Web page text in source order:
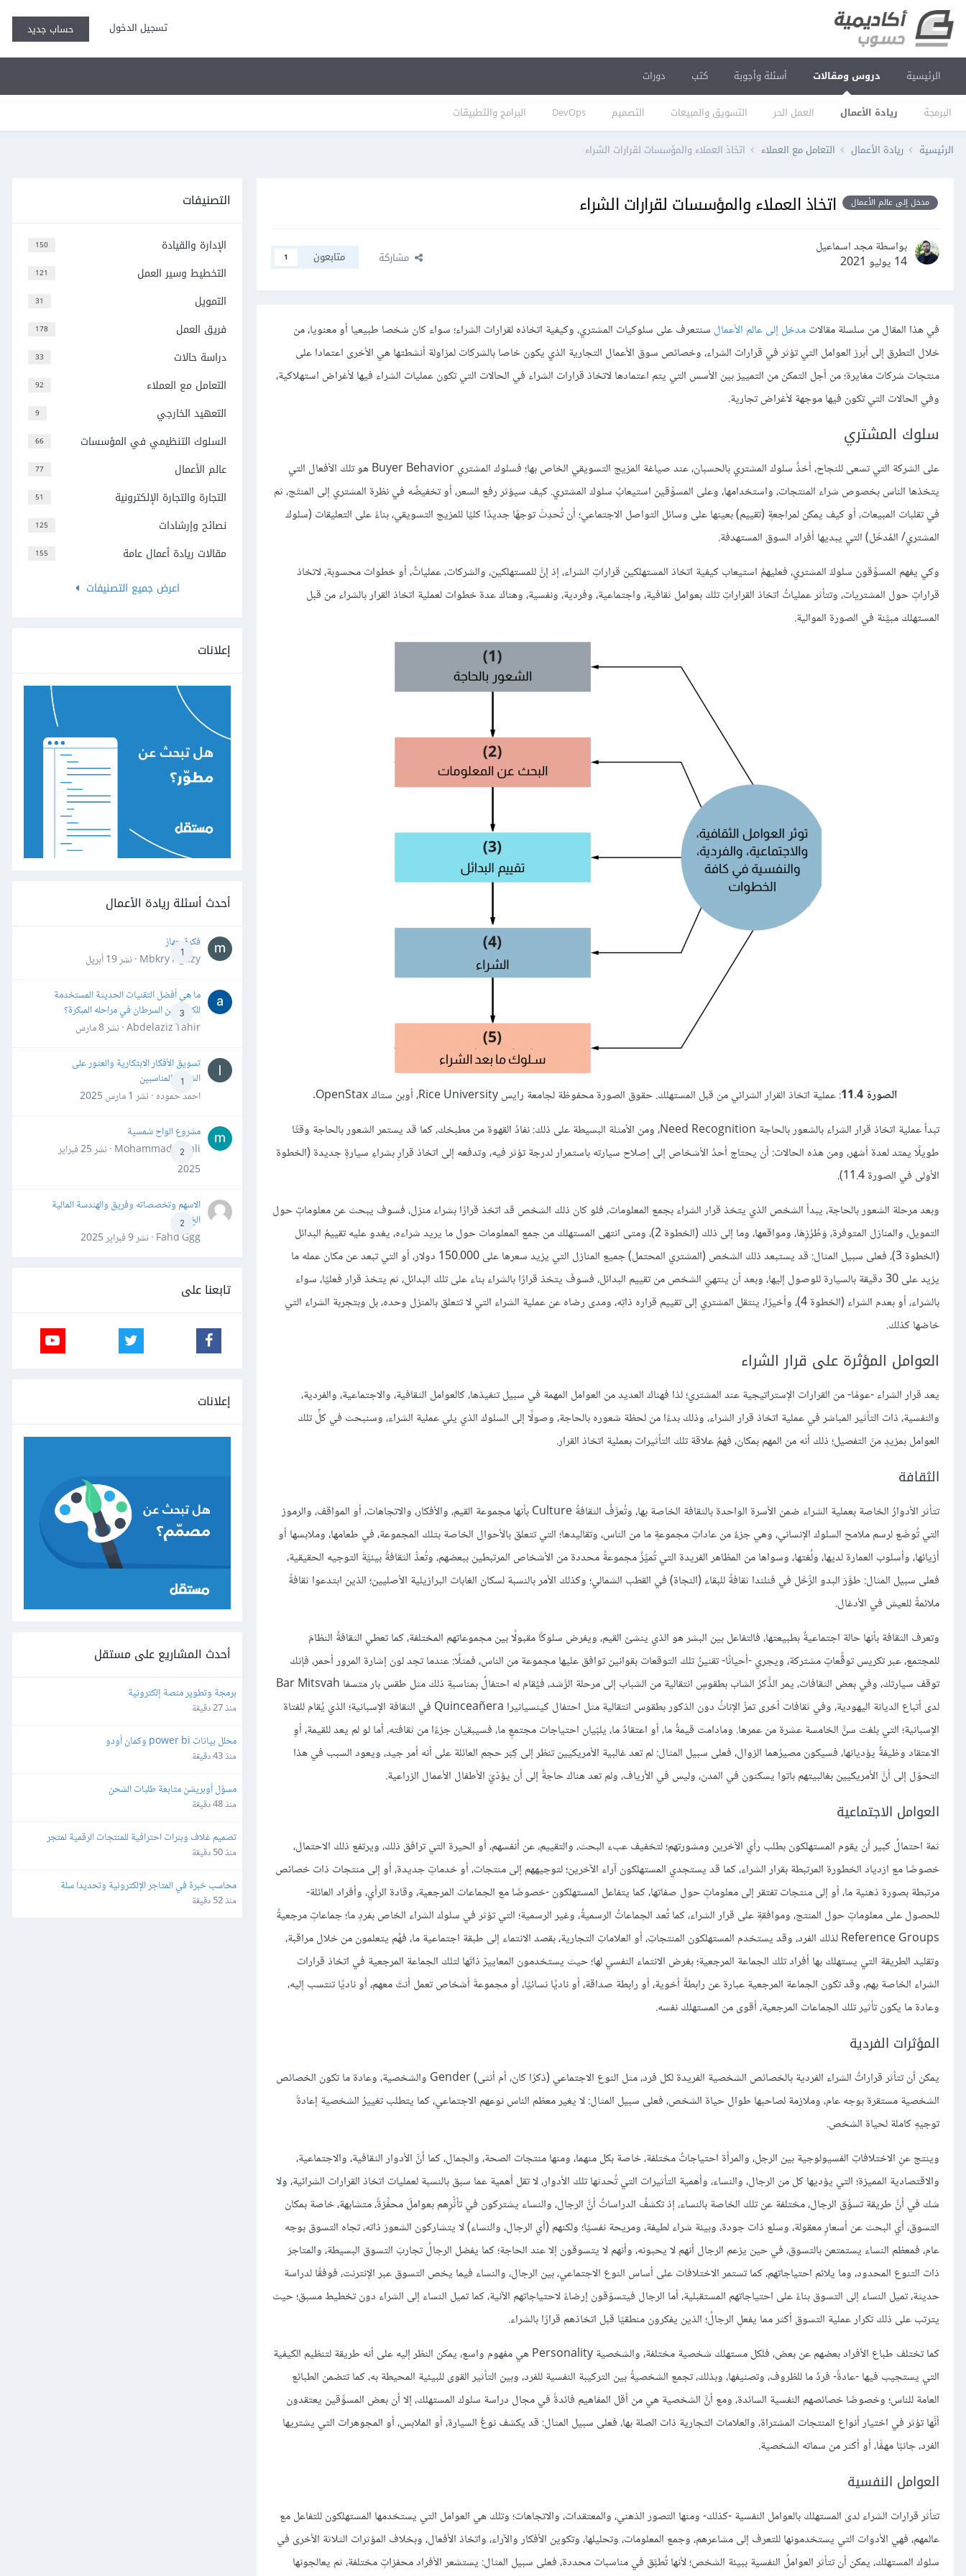
تسجيل الدخول حساب جديد
الرئيسية دروس ومقالات
البرمجة ريادة الأعمال العمل الحر التسويق والمبيعات التصميم DevOps البرامج والتطبيقات
أسئلة وأجوبة كتب دورات
الرئيسية ريادة الأعمال التعامل مع العملاء اتخاذ العملاء والمؤسسات لقرارات الشراء
مدخل إلى عالم الأعمال اتخاذ العملاء والمؤسسات لقرارات الشراء
بواسطة مجد اسماعيل
14 يوليو 2021
مشاركة متابعون 1
في هذا المقال من سلسلة مقالاتمدخل إلى عالم الأعمال سنتعرف على سلوكيات المشتري، وكيفية اتخاذه لقرارات الشراء؛ سواء كان شخصا طبيعيا أو معنويا، من
خلال التطرق إلى أبرز العوامل التي تؤثر في قرارات الشراء، وخصائص سوق الأعمال التجارية الذي يكون خاصا بالشركات لمزاولة أنشطتها هي الأخرى اعتمادا على
منتجات شركات مغايرة؛ من أجل التمكن من التمييز بين الأسس التي يتم اعتمادها لاتخاذ قرارات الشراء في الحالات التي تكون عمليات الشراء فيها لأغراض استهلاكية،
وفي الحالات التي تكون فيها موجهة لأغراض تجارية.
سلوك المشتري
على الشركة التي تسعى للنجاح، أخذُ سلوك المشتري بالحسبان، عند صياغة المزيج التسويقي الخاص بها؛ فسلوك المشتري Buyer Behavior هو تلك الأفعال التي
يتخذها الناس بخصوص شراء المنتجات، واستخدامها، وعلى المسوِّقين استيعابُ سلوك المشتري. كيف سيؤثر رفع السعر، أو تخفيضُه في نظرة المشتري إلى المنتَج، ثم
في تقلبات المبيعات، أو كيف يمكن لمراجعةٍ (تقييم) بعينها على وسائل التواصل الاجتماعي؛ أن تُحدِثَ توجهًا جديدًا كليًا للمزيج التسويقي، بناءً على التعليقات (سلوك
المشتري/ المُدخَل) التي يبديها أفراد السوق المستهدفة.
وكي يفهم المسوِّقون سلوكَ المشتري، فعليهمُ استيعاب كيفية اتخاذ المستهلكين قراراتِ الشراء، إذ إنَّ للمستهلكين، والشركات، عملياتٌ، أو خطوات محسوبة، لاتخاذ
قراراتٍ حول المشتريات، وتتأثر عملياتُ اتخاذ القراراتِ تلك بعوامل ثقافية، واجتماعية، وفردية، ونفسية، وهناك عدة خطوات لعملية اتخاذ القرار بالشراء من قبل
المستهلك مبيَّنة في الصورة الموالية.
الصورة 11.4
: عملية اتخاذ القرار الشرائي من قبل المستهلك. حقوق الصورة محفوظة لجامعة رايس Rice University، أوبن ستاك OpenStax.
تبدأ عملية اتخاذ قرار الشراء بالشعور بالحاجة Need Recognition، ومن الأمثلة البسيطة على ذلك: نفادُ القهوة من مطبخك، كما قد يستمر الشعور بالحاجة وقتًا
طويلًا يمتد لعدة أشهر، ومن هذه الحالات: أن يحتاج أحدُ الأشخاص إلى إصلاح سيارته باستمرار لدرجة تؤثر فيه، وتدفعه إلى اتخاذ قرارٍ بشراءِ سيارةٍ جديدة (الخطوة
الأولى في الصورة 11.4).
وبعد مرحلة الشعور بالحاجة، يبدأ الشخص الذي يتخذ قرار الشراء بجمع المعلومات، فلو كان ذلك الشخص قد اتخذ قرارًا بشراء منزل، فسوف يبحث عن معلوماتٍ حول
التمويل، والمنازل المتوفرة، وَطُرُزِهَا، ومواقعها، وما إلى ذلك (الخطوة 2)، ومتى انتهى المستهلك من جمع المعلومات حول ما يريد شراءه، يغدو عليه تقييمُ البدائل
(الخطوة 3)، فعلى سبيل المثال: قد يستبعد ذلك الشخص (المشتري المحتمل) جميع المنازل التي يزيد سعرها على 150.000 دولار، أو التي تبعد عن مكان عمله ما
يزيد على 30 دقيقة بالسيارة للوصول إليها، وبعد أن ينتهيَ الشخص من تقييم البدائل، فسوفَ يتخذ قرارًا بالشراء بناء على تلك البدائل، ثم يتخذ قرار فعليًا، سواء
بالشراء، أو بعدم الشراء (الخطوة 4)، وأخيرًا، ينتقل المشتري إلى تقييم قراره ذاتِه، ومدى رضاه عن عملية الشراء التي لا تتعلق بالمنزل وحده، بل وبتجربة الشراء التي
خاضها كذلك.
العوامل المؤثرة على قرار الشراء
يعد قرار الشراء -عومًا- من القرارات الإستراتيجية عند المشتري؛ لذا فهناك العديد من العوامل المهمة في سبيل تنفيذها، كالعوامل الثقافية، والاجتماعية، والفردية،
والنفسية، ذات التأثير المباشر في عملية اتخاذ قرار الشراء، وذلك بدءًا من لحظة شعوره بالحاجة، وصولًا إلى السلوك الذي يلي عملية الشراء، وسنبحث في كلٍّ تلك
العوامل بمزيدٍ منَ التفصيل؛ ذلك أنه من المهم بمكان، فهمُ علاقة تلك التأثيرات بعملية اتخاذ القرار.
الثقافة
تتأثر الأدوارُ الخاصة بعملية الشراء ضمن الأسرة الواحدة بالثقافة الخاصة بها، وتُعرَّفُ الثقافةُ Culture بأنها مجموعة القيم، والأفكار، والاتجاهات، أو المواقف، والرموز
التي تُوضَع لرسم ملامح السلوك الإنساني، وهي جزءٌ من عاداتِ مجموعةٍ ما من الناس، وتقاليدها؛ التي تتعلق بالأحوال الخاصة بتلك المجموعة، في طعامها، وملابسها أو
أزيائها، وأسلوب العمارة لديها، ولُغتها، وسواها من المظاهر الفريدة التي تُميِّزُ مجموعةً محددة من الأشخاص المرتبطين ببعضهم، وتُعدُّ الثقافةُ بيئيَّةَ التوجيه الحقيقية،
فعلى سبيل المثال: طوَّرَ البدو الرُّحَّل في فنلندا ثقافةً للبقاء (النجاة) في القطب الشمالي؛ وكذلك الأمر بالنسبة لسكان الغابات البرازيلية الأصليين؛ الذين ابتدعوا ثقافةً
ملائمةً للعيش في الأدغال.
وتعرف الثقافة بأنها حالة اجتماعيةٌ بطبيعتها، فالتفاعل بين البشر هو الذي ينشئ القيم، ويفرض سلوكًا مقبولًا بين مجموعاتهم المختلفة، كما تعطي الثقافةُ النظامَ
للمجتمع، عبر تكريس توقُّعاتٍ مشتركة، ويجري -أحيانًا- تقنينُ تلك التوقعات بقوانين توافق عليها مجموعة من الناس، فمثلًا: عندما تجد لون إشارة المرور أحمر، فإنك
توقف سيارتك، وفي بعض الثقافات، يمر الذَّكرُ الشاب بطقوسٍ انتقالية من الشباب إلى مرحلة الرَّشد، فيُقام له احتفالٌ بمناسبةِ ذلك مثل طقس بار متسفا Bar Mitsvah
لدى أتباع الديانة اليهودية، وفي ثقافات أخرى تمرُّ الإناثُ دون الذكور بطقوس انتقالية مثل احتفال كينسيانيرا Quinceañera في الثقافة الإسبانية؛ الذي يُقام للفتاة
الإسبانية؛ التي بلغت سنَّ الخامسة عشرة من عمرها. ومادامت قيمةٌ ما، أو اعتقادٌ ما، يلبّيان احتياجات مجتمعٍ ما، فسيبقيان جزءًا من ثقافته، أما لو لم يعد للقيمة، أوِ
الاعتقاد وظيفةٌ يؤديانها، فسيكون مصيرُهما الزوال، فعلى سبيل المثال: لم تعد غالبية الأمريكيين تنظر إلى كِبَر حجم العائلة على أنه أمر جيد، ويعود السبب في هذا
التحوّل إلى أنَّ الأمريكيين بغالبيتهم باتوا يسكنون في المدن، وليس في الأرياف، ولم تعد هناك حاجةٌ إلى أن يؤدّيَ الأطفال الأعمال الزراعية.
العوامل الاجتماعية
ثمة احتمالٌ كبير أن يقوم المستهلكون بطلب رأي الآخرين ومشورتهم؛ لتخفيف عبء البحث، والتقييم، عن أنفسهم، أو الحيرة التي ترافق ذلك، ويرتفع ذلك الاحتمال،
خصوصًا مع ازدياد الخطورة المرتبطة بقرار الشراء، كما قد يستجدي المستهلكون آراء الآخرين؛ لتوجيههم إلى منتجات، أو خدماتٍ جديدة، أو إلى منتجات ذات خصائص
مرتبطة بصورة ذهنية ما، أو إلى منتجات تفتقر إلى معلوماتٍ حول صفاتها، كما يتفاعل المستهلكون -خصوصًا مع الجماعات المرجعية، وقادة الرأي، وأفراد العائلة-
للحصول على معلوماتٍ حول المنتج، وموافقةٍ على قرار الشراء، كما تُعد الجماعاتُ الرسميةُ، وغير الرسمية؛ التي تؤثر في سلوك الشراء الخاص بفردٍ ما؛ جماعاتٍ مرجعيةً
Reference Groups لذلك الفرد، وقد يستخدم المستهلكون المنتجاتِ، أو العلاماتِ التجارية، بقصد الانتماء إلى طبقة اجتماعية ما، فهُم يتعلمون من خلال مراقبة،
وتقليد الطريقة التي يستهلك بها أفراد تلك الجماعة المرجعية؛ بغرض الانتماء النفسي لها؛ حيث يستخدمون المعاييرّ ذاتَها لتلك الجماعة المرجعية في اتخاذ قرارات
الشراء الخاصة بهم، وقد تكون الجماعة المرجعية عبارة عن رابطةً أخوية، أو رابطة صداقة، أو ناديًا نسائيًا، أو مجموعةَ أشخاص تعمل أنتَ معهم، أو ناديًا تنتسب إليه،
وعادة ما يكون تأثير تلك الجماعات المرجعية، أقوى من المستهلك نفسه.
المؤثرات الفردية
يمكن أن تتأثر قراراتُ الشراء الفردية بالخصائص الشخصية الفريدة لكل فرد، مثل النوع الاجتماعي (ذكرًا كان، أم أنثى) Gender والشخصية، وعادة ما تكون الخصائص
الشخصية مستقرة بوجه عام، وملازمة لصاحبها طوال حياة الشخص، فعلى سبيل المثال: لا يغير معظم الناس نوعهم الاجتماعي، كما يتطلب تغييرُ الشخصية إعادةَ
توجيهٍ كاملة لحياة الشخص.
وينتج عنِ الاختلافاتِ الفسيولوجية بين الرجل، والمرأة احتياجاتٌ مختلفة، خاصة بكل منهما، ومنها منتجات الصحة، والجمال، كما أنَّ الأدوار الثقافية، والاجتماعية،
والاقتصادية المميزة؛ التي يؤديها كل من الرجال، والنساء، وأهمية التأثيرات التي تُحدثها تلك الأدوار، لا تقل أهمية عما سبق بالنسبة لعمليات اتخاذ القرارات الشرائية، ولا
شك في أنَّ طريقة تسوُّق الرجال، مختلفة عن تلك الخاصة بالنساء، إذ تكشفُ الدراساتُ أنَّ الرجال، والنساء يشتركون في تأثُّرِهم بعواملَ محفِّزةً، متشابهة، خاصة بمكان
التسوق، أي البحث عن أسعارٍ معقولة، وسلع ذات جودة، وبيئة شراء لطيفة، ومريحة نفسيًا؛ ولكنهم (أي الرجال، والنساء) لا يتشاركون الشعورَ ذاته، تجاه التسوق بوجه
عام، فمعظم النساء يستمتعن بالتسوق، في حين يزعم الرجال أنهم لا يحبونه، وأنهم لا يتسوقون إلا عند الحاجة؛ كما يفضل الرجالُ تجاربَ التسوق البسيطة، والمتاجرَ
ذات التنوع المحدود، وما يلائم احتياجاتهم، كما تستمر الاختلافات على أساس النوع الاجتماعي، بين الرجال، والنساء فيما يخص التسوق عبر الإنترنت، فوفقًا لدراسة
حديثة، تميل النساء إلى التسوق بناءً على احتياجاتهم المستقبلية، أما الرجال فيتسوّقون إرضاءً لاحتياجاتهم الآنية، كما تميل النساء إلى الشراء دون تخطيط مسبق؛ حيث
يترتب على ذلك تكرار عملية التسوق أكثر مما يفعلِ الرجالُ؛ الذين يفكرون منطقيًا قبل اتخاذهم قرارًا بالشراء.
كما تختلف طباع الأفراد بعضهم عن بعض، فلكل مستهلك شخصية مختلفة، والشخصية Personality هي مفهوم واسع، يمكن النظر إليه على أنه طريقة لتنظيم الكيفية
التي يستجيب فيها -عادةً- فردٌ ما للظروف، وتصنيفها، وبذلك، تجمع الشخصيةُ بين التركيبة النفسية للفرد، وبين التأثير القوى للبيئية المحيطة به، كما تتضمن الطبائع
العامة للناس؛ وخصوصًا خصائصهم النفسية السائدة، ومع أنَّ الشخصية هي من أقل المفاهيم فائدةً في مجال دراسة سلوك المستهلك، إلا أن بعض المسوِّقين يعتقدون
أنَّها تؤثر في اختيار أنواع المنتجات المشتراة، والعلامات التجارية ذات الصلة بها، فعلى سبيل المثال: قد يكشف نوعُ السيارة، أو الملابس، أو المجوهرات التي يشتريها
الفرد، جانبًا مهمًّا، أو أكثر من سماته الشخصية.
العوامل النفسية
تتأثر قرارات الشراء لدى المستهلك بالعوامل النفسية -كذلك- ومنها التصور الذهني، والمعتقدات، والاتجاهات؛ وتلك هي العوامل التي يستخدمها المستهلكون للتفاعل مع
عالمهم، فهي الأدوات التي يستخدمونها للتعرف إلى مشاعرهم، وجمع المعلومات، وتحليلها، وتكوين الأفكار والآراء، واتخاذ الأفعال، وبخلاف المؤثرات الثلاثة الأخرى في
سلوك المستهلك، يمكن أن تتأثر العواملُ النفسية ببيئة الشخص؛ لأنها تُطبَّق في مناسبات محددة، فعلى سبيل المثال: يستشعر الأفراد محفزاتٍ مختلفة، ثم يعالجونها
التصنيفات
150 الإدارة والقيادة
121 التخطيط وسير العمل
31 التمويل
178 فريق العمل
33 دراسة حالات
92 التعامل مع العملاء
9 التعهيد الخارجي
66 السلوك التنظيمي في المؤسسات
77 عالم الأعمال
51 التجارة والتجارة الإلكترونية
125 نصائح وإرشادات
155
مقالات ريادة أعمال عامة
اعرض جميع التصنيفات
إعلانات
أحدث أسئلة ريادة الأعمال
1
فكرة جهاز
Mbkry Hgazy · نشر
19 أبريل
3
ما هي أفضل التقنيات الحديثة المستخدمة
للكشف عن السرطان في مراحله المبكرة؟
Abdelaziz Tahir · نشر
8 مارس
1
تسويق الأفكار الابتكارية والعثور على
الشركاء المناسبين
احمد حموده · نشر 1 مارس 2025
2
مشروع الواح شمسية
Mohammad Awali · نشر
25 فبراير
2025
2
الاسهم وتخصصاته وفريق والهندسة المالية
الخ
Fahd Ggg · نشر
9 فبراير 2025
تابعنا على
إعلانات
أحدث المشاريع على مستقل
برمجة وتطوير منصة إلكترونية
منذ 27 دقيقة
محلل بيانات power bi وكمان أودو
منذ 43 دقيقة
مسؤل أوبريشن متابعة طلبات الشحن
منذ 48 دقيقة
تصميم غلاف وبنرات احترافية للمنتجات الرقمية لمتجر
Gumroad
منذ 50 دقيقة
محاسب خبرة في المتاجر الإلكترونية وتحديدا سلة
منذ 52 دقيقة